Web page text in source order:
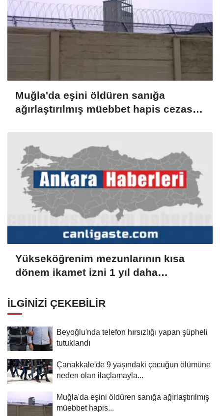
Muğla'da eşini öldüren sanığa
ağırlaştırılmış müebbet hapis cezası
Yükseköğrenim mezunlarının kısa
dönem ikamet izni 1 yıl daha
İLGINIZI ÇEKEBILIR
Beyoğlu'nda telefon hırsızlığı yapan şüpheli
tutuklandı
Çanakkale'de 9 yaşındaki çocuğun ölümüne
neden olan ilaçlamayla...
Muğla'da eşini öldüren sanığa ağırlaştırılmış
müebbet hapis...